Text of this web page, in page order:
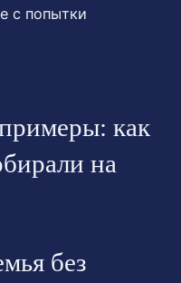
с попытки
как
на
без